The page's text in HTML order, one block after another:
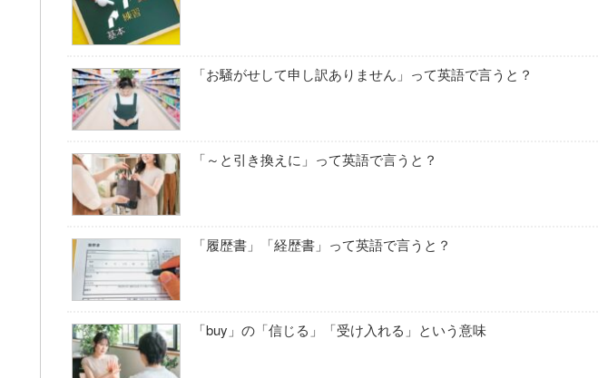
「お騒がせして申し訳ありません」って英語で言うと？
「～と引き換えに」って英語で言うと？
「履歴書」「経歴書」って英語で言うと？
「buy」の「信じる」「受け入れる」という意味